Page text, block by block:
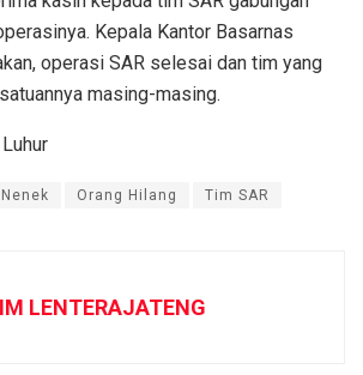
Kepala Kantor Basarnas
operasi SAR selesai dan tim yang
masing-masing.
Nenek Orang Hilang Tim SAR
LENTERAJATENG